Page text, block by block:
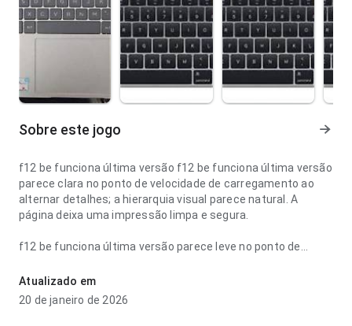
Sobre este jogo
f12 be funciona última versão f12 be funciona última versão
parece clara no ponto de velocidade de carregamento ao
alternar detalhes; a hierarquia visual parece natural. A
página deixa uma impressão limpa e segura.
f12 be funciona última versão parece leve no ponto de
os rótulos são fáceis de acompanhar. Ajuda quem quer
decidir rapidamente se vale instalar.
Atualizado em
20 de janeiro de 2026